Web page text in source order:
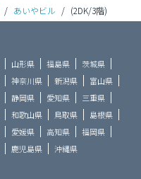
/ あいやビル / (2DK/3階)
山形県 福島県
茨城県
神奈川県 新潟県
富山県
静岡県 愛知県
三重県
和歌山県 鳥取県
島根県
愛媛県 高知県
福岡県
鹿児島県 沖縄県